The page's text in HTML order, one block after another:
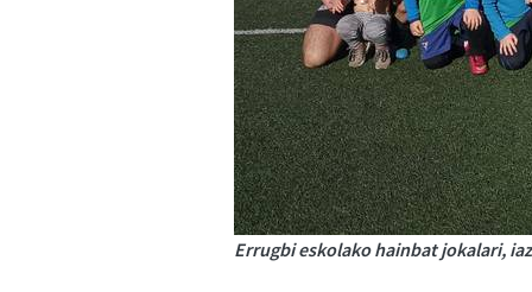
Errugbi eskolako hainbat jokalari,